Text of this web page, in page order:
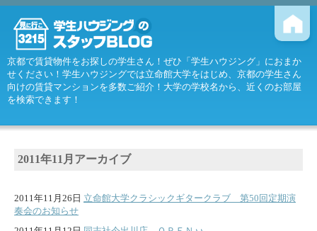
京都で賃貸物件をお探しの学生さん！ぜひ「学生ハウジング」におまか
せください！学生ハウジングでは立命館大学をはじめ、京都の学生さん
向けの賃貸マンションを多数ご紹介！大学の学校名から、近くのお部屋
を検索できます！
2011年11月アーカイブ
2011年11月26日 立命館大学クラシックギタークラブ 第50回定期演
奏会のお知らせ